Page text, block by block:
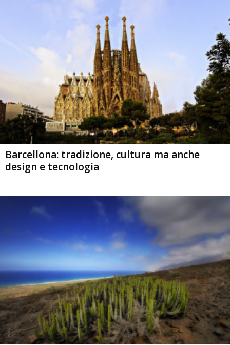
Barcellona: tradizione, cultura ma anche
design e tecnologia